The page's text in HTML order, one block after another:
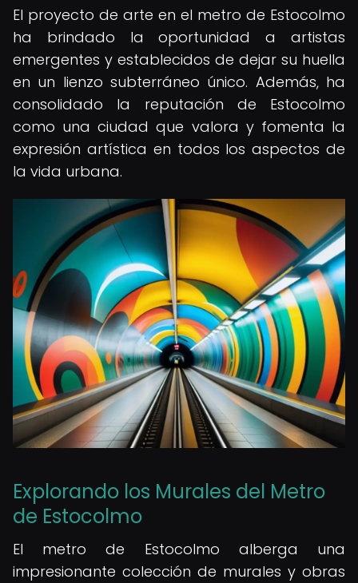
El proyecto de arte en el metro de Estocolmo
ha brindado la oportunidad a artistas
emergentes y establecidos de dejar su huella
en un lienzo subterráneo único. Además, ha
consolidado la reputación de Estocolmo
como una ciudad que valora y fomenta la
expresión artística en todos los aspectos de
la vida urbana.
Explorando los Murales del Metro
de Estocolmo
El metro de Estocolmo alberga una
impresionante colección de murales y obras